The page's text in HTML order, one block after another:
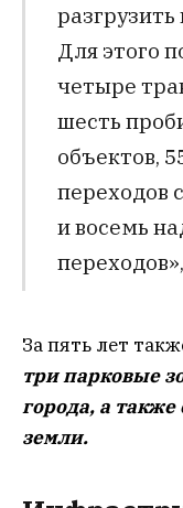
Для этого
четыре
шесть
объектов,
переходов
и восемь
За пять лет
три парковые
города, а также
земли.